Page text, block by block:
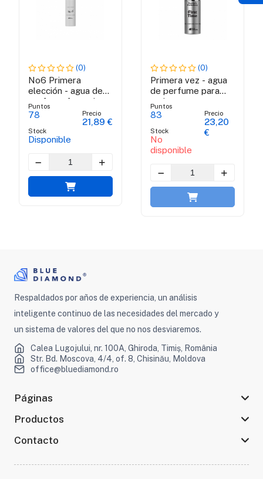
(0)
No6 Primera
elección - agua de
perfume femenino
Puntos
78
Stock
Disponible
Precio
21,89 €
(0)
Primera vez - agua
de perfume para
mujeres
Puntos
83
Stock
No
disponible
Precio
23,20
€
Respaldados por años de experiencia, un análisis
inteligente continuo de las necesidades del mercado y
un sistema de valores del que no nos desviaremos.
Calea Lugojului, nr. 100A, Ghiroda, Timiș, România
Str. Bd. Moscova, 4/4, of. 8, Chisinău, Moldova
office@bluediamond.ro
Páginas
Productos
Contacto